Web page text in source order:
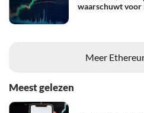
waarschuwt voor
Meer
Meest gelezen